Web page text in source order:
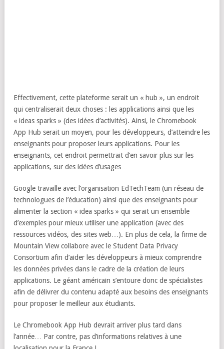
Effectivement, cette plateforme serait un « hub », un endroit
qui centraliserait deux choses : les applications ainsi que les
« ideas sparks » (des idées d’activités). Ainsi, le Chromebook
App Hub serait un moyen, pour les développeurs, d’atteindre les
enseignants pour proposer leurs applications. Pour les
enseignants, cet endroit permettrait d’en savoir plus sur les
applications, sur des idées d’usages…
Google travaille avec l’organisation EdTechTeam (un réseau de
technologues de l’éducation) ainsi que des enseignants pour
alimenter la section « idea sparks » qui serait un ensemble
d’exemples pour mieux utiliser une application (avec des
ressources vidéos, des sites web…). En plus de cela, la firme de
Mountain View collabore avec le Student Data Privacy
Consortium afin d’aider les développeurs à mieux comprendre
les données privées dans le cadre de la création de leurs
applications. Le géant américain s’entoure donc de spécialistes
afin de délivrer du contenu adapté aux besoins des enseignants
pour proposer le meilleur aux étudiants.
Le Chromebook App Hub devrait arriver plus tard dans
l’année… Par contre, pas d’informations relatives à une